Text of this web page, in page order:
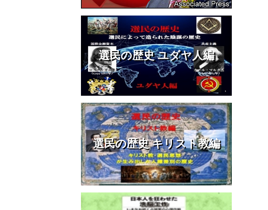
選民の歴史 ユダヤ人編
選民の歴史 キリスト教編